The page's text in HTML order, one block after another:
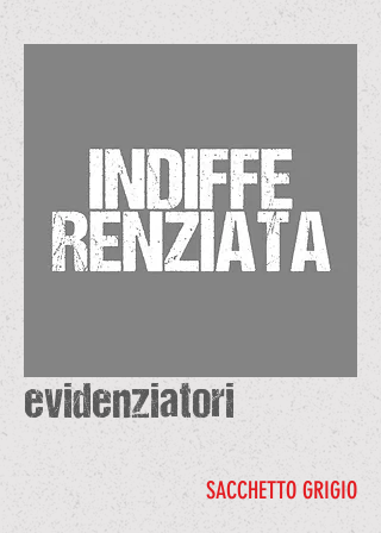
evidenziatori
SACCHETTO GRIGIO